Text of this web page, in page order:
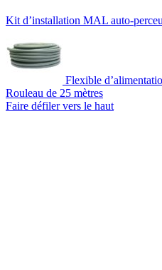
Kit d’installation MAL auto-
Flexible
Rouleau de 25 mètres
Faire défiler vers le haut